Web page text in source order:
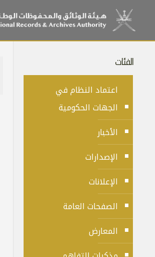
الفئات
اعتماد النظام في
الجهات الحكومية
الأخبار
الإصدارات
الإعلانات
الصفحات العامة
المعارض